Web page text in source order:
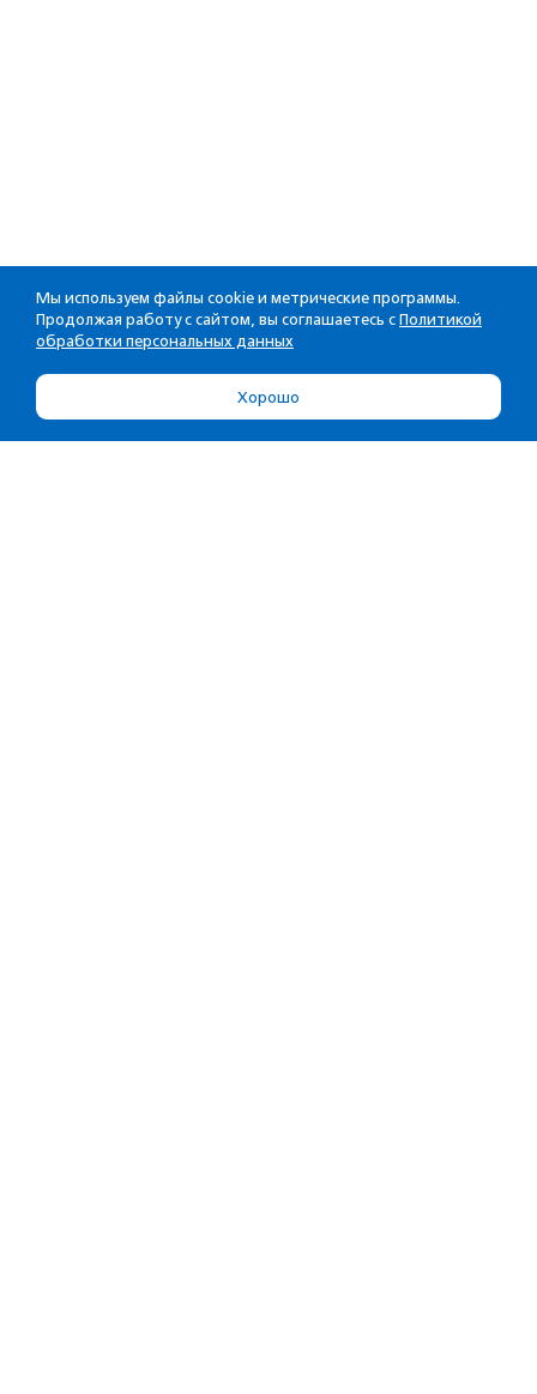
Мы используем файлы cookie и метрические программы.
Продолжая работу с сайтом, вы соглашаетесь с Политикой
обработки персональных данных
Хорошо